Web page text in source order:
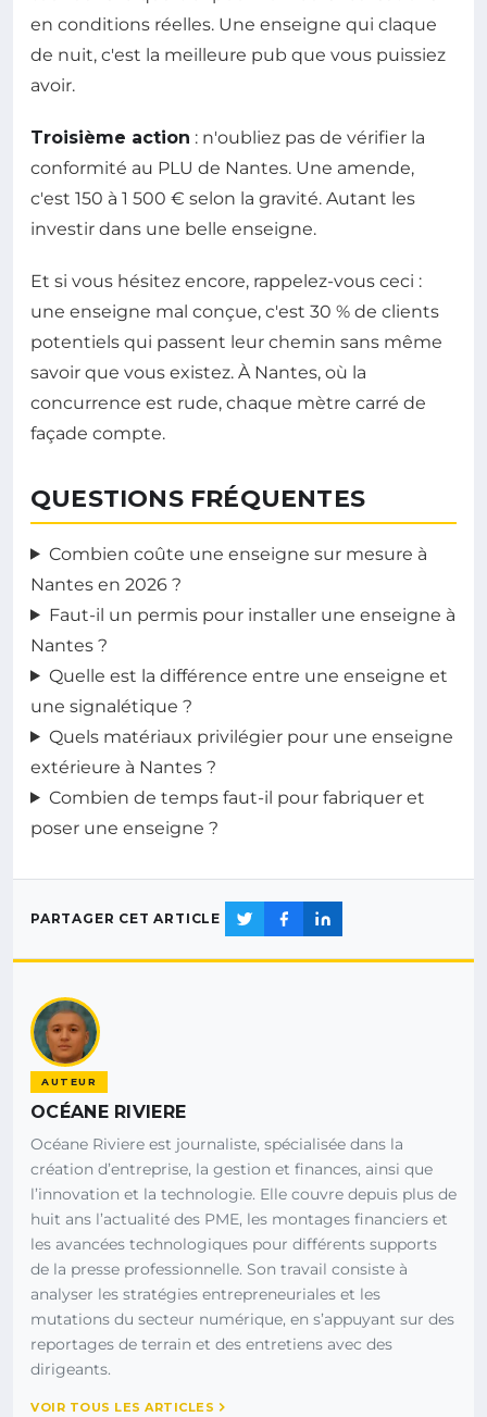
en conditions réelles. Une enseigne qui claque
de nuit, c'est la meilleure pub que vous puissiez
avoir.
Troisième action : n'oubliez pas de vérifier la
conformité au PLU de Nantes. Une amende,
c'est 150 à 1 500 € selon la gravité. Autant les
investir dans une belle enseigne.
Et si vous hésitez encore, rappelez-vous ceci :
une enseigne mal conçue, c'est 30 % de clients
potentiels qui passent leur chemin sans même
savoir que vous existez. À Nantes, où la
concurrence est rude, chaque mètre carré de
façade compte.
QUESTIONS FRÉQUENTES
Combien coûte une enseigne sur mesure à
Nantes en 2026 ?
Faut-il un permis pour installer une enseigne à
Nantes ?
Quelle est la différence entre une enseigne et
une signalétique ?
Quels matériaux privilégier pour une enseigne
extérieure à Nantes ?
Combien de temps faut-il pour fabriquer et
poser une enseigne ?
PARTAGER CET ARTICLE
AUTEUR
OCÉANE RIVIERE
Océane Riviere est journaliste, spécialisée dans la
création d’entreprise, la gestion et finances, ainsi que
l’innovation et la technologie. Elle couvre depuis plus de
huit ans l’actualité des PME, les montages financiers et
les avancées technologiques pour différents supports
de la presse professionnelle. Son travail consiste à
analyser les stratégies entrepreneuriales et les
mutations du secteur numérique, en s’appuyant sur des
reportages de terrain et des entretiens avec des
dirigeants.
VOIR TOUS LES ARTICLES